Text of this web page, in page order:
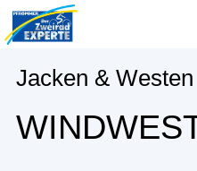
Jacken & Westen